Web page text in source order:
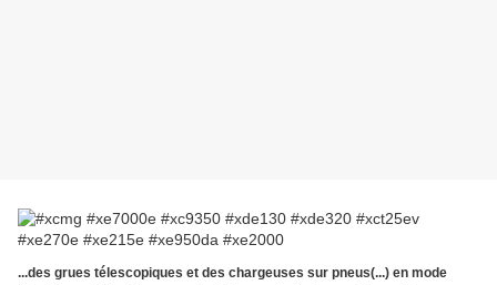
...des grues télescopiques et des chargeuses sur pneus(...) en mode